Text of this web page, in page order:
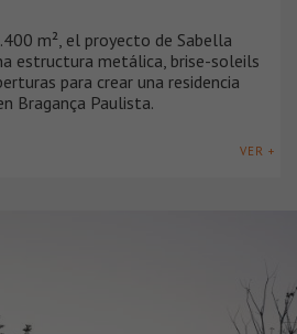
m², el proyecto de Sabella
estructura metálica, brise-soleils
para crear una residencia
Bragança Paulista.
VER +